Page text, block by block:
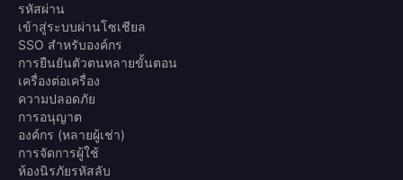
รหัสผ่าน
เข้าสู่ระบบผ่านโซเชียล
SSO สำหรับองค์กร
การยืนยันตัวตนหลายขั้นตอน
เครื่องต่อเครื่อง
ความปลอดภัย
การอนุญาต
องค์กร (หลายผู้เช่า)
การจัดการผู้ใช้
ห้องนิรภัยรหัสลับ